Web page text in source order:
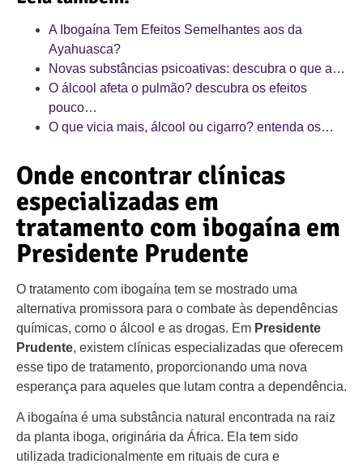
A Ibogaína Tem Efeitos Semelhantes aos da
Ayahuasca?
Novas substâncias psicoativas: descubra o que a…
O álcool afeta o pulmão? descubra os efeitos
pouco…
O que vicia mais, álcool ou cigarro? entenda os…
Onde encontrar clínicas
especializadas em
tratamento com ibogaína em
Presidente Prudente
O tratamento com ibogaína tem se mostrado uma
alternativa promissora para o combate às dependências
químicas, como o álcool e as drogas. Em Presidente
Prudente, existem clínicas especializadas que oferecem
esse tipo de tratamento, proporcionando uma nova
esperança para aqueles que lutam contra a dependência.
A ibogaína é uma substância natural encontrada na raiz
da planta iboga, originária da África. Ela tem sido
utilizada tradicionalmente em rituais de cura e